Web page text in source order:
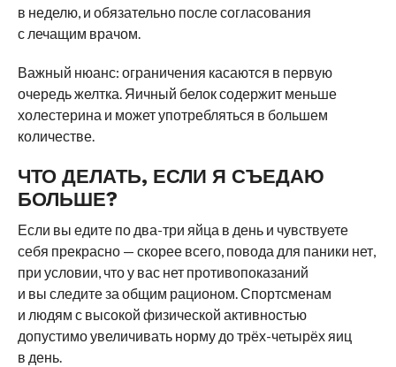
в неделю, и обязательно после согласования
с лечащим врачом.
Важный нюанс: ограничения касаются в первую
очередь желтка. Яичный белок содержит меньше
холестерина и может употребляться в большем
количестве.
ЧТО ДЕЛАТЬ, ЕСЛИ Я СЪЕДАЮ
БОЛЬШЕ?
Если вы едите по два-три яйца в день и чувствуете
себя прекрасно — скорее всего, повода для паники нет,
при условии, что у вас нет противопоказаний
и вы следите за общим рационом. Спортсменам
и людям с высокой физической активностью
допустимо увеличивать норму до трёх-четырёх яиц
в день.